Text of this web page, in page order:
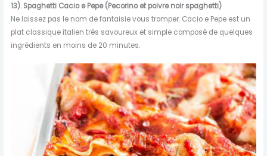
13).Spaghetti Cacio e Pepe (Pecorino et poivre noirspaghetti)
Ne laissez pas le nom de fantaisie vous tromper. Cacio e Pepe est un
plat classique italien très savoureux et simple composé de quelques
ingrédients en moins de 20 minutes.